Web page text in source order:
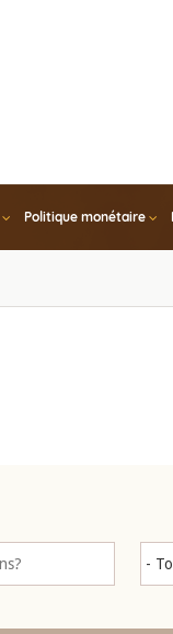
Politique monétaire